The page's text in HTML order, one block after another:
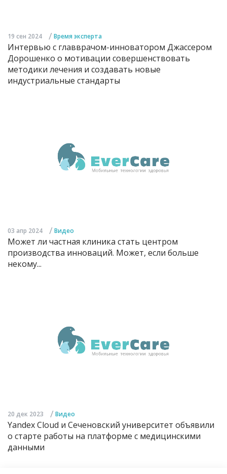
19 сен 2024 / Время эксперта
Интервью с главврачом-инноватором Джассером
Дорошенко о мотивации совершенствовать
методики лечения и создавать новые
индустриальные стандарты
03 апр 2024 / Видео
Может ли частная клиника стать центром
производства инноваций. Может, если больше
некому...
20 дек 2023 / Видео
Yandex Cloud и Сеченовский университет объявили
о старте работы на платформе с медицинскими
данными